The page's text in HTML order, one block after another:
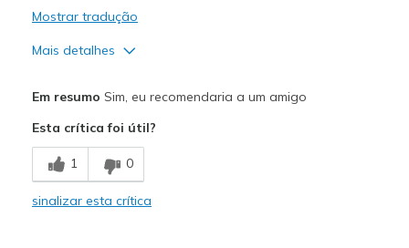
Mostrar tradução
Mais detalhes
Breathe Well
Comfortable
Em resumo Sim, eu recomendaria a um amigo
Esta crítica foi útil?
1 0
sinalizar esta crítica